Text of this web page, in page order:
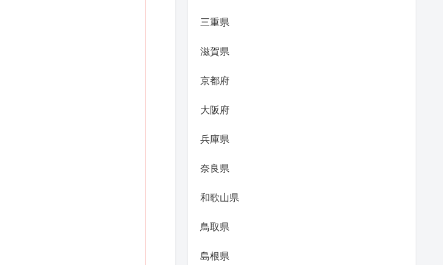
三重県
滋賀県
京都府
大阪府
兵庫県
奈良県
和歌山県
鳥取県
島根県